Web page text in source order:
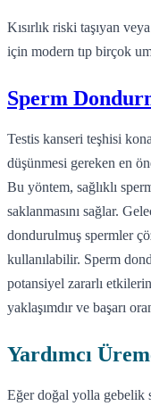
Kısırlık riski taşıyan
için modern tıp birçok
Sperm
Testis kanseri teşhisi
düşünmesi gereken en
Bu yöntem, sağlıklı
saklanmasını sağlar.
dondurulmuş spermler
kullanılabilir. Sperm
potansiyel zararlı
yaklaşımdır ve başarı
Yardımcı
Eğer doğal yolla gebelik